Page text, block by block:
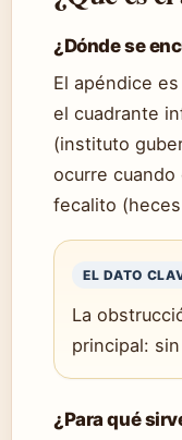
¿Dónde se
El apéndice
el cuadrante
(instituto
ocurre
fecalito
EL DATO
La
principal:
¿Para qué